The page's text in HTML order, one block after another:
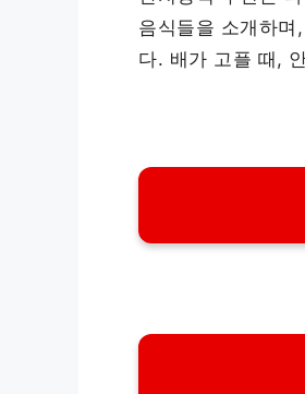
음식들을 소개하
다. 배가 고플 때,